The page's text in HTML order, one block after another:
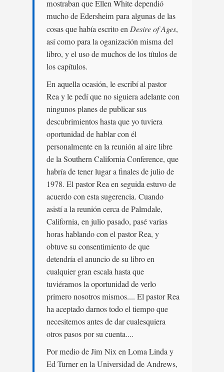
mostraban que Ellen White dependió
mucho de Edersheim para algunas de las
cosas que había escrito enDesire of Ages,
así como para la oganización misma del
libro, y el uso de muchos de los títulos de
los capítulos.
En aquella ocasión, le escribí al pastor
Rea y le pedí que no siguiera adelante con
ningunos planes de publicar sus
descubrimientos hasta que yo tuviera
oportunidad de hablar con él
personalmente en la reunión al aire libre
de la Southern California Conference, que
habría de tener lugar a finales de julio de
1978. El pastor Rea en seguida estuvo de
acuerdo con esta sugerencia. Cuando
asistí a la reunión cerca de Palmdale,
California, en julio pasado, pasé varias
horas hablando con el pastor Rea, y
obtuve su consentimiento de que
detendría el anuncio de su libro en
cualquier gran escala hasta que
tuviéramos la oportunidad de verlo
primero nosotros mismos.... El pastor Rea
ha aceptado darnos todo el tiempo que
necesitemos antes de dar cualesquiera
otros pasos por su cuenta....
Por medio de Jim Nix en Loma Linda y
Ed Turner en la Universidad de Andrews,